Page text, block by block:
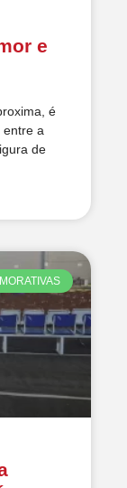
e
é
entre a
de